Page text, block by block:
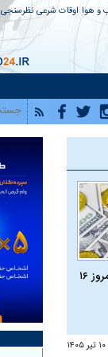
و هوا اوقات شرعی نظرسنجی
قیمت دلار، طلا و سکه امروز ۱۶